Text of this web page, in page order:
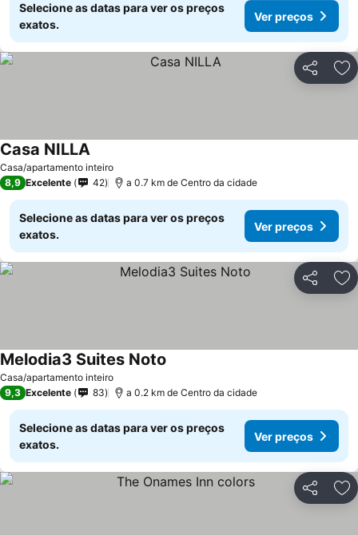
Selecione as datas para ver os preços
exatos.
Ver preços
Partilhar
Casa/apartamento inteiro
Casa NILLA
8,9 Excelente 42 a 0.7 km de Centro da cidade
Selecione as datas para ver os preços
exatos.
Ver preços
Partilhar
Casa/apartamento inteiro
Melodia3 Suites Noto
9,3 Excelente 83 a 0.2 km de Centro da cidade
Selecione as datas para ver os preços
exatos.
Ver preços
Partilhar